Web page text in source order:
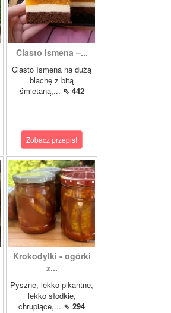
Ciasto Ismena –...
Ciasto Ismena na dużą
blachę z bitą
śmietaną,... ⇖ 442
Zobacz przepis!
Krokodylki - ogórki
z...
Pyszne, lekko pikantne,
lekko słodkie,
chrupiące,... ⇖ 294